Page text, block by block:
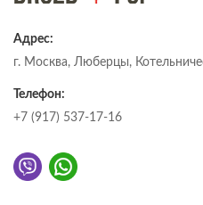
Адрес:
г. Москва, Люберцы,
Телефон:
+7 (917) 537-17-16